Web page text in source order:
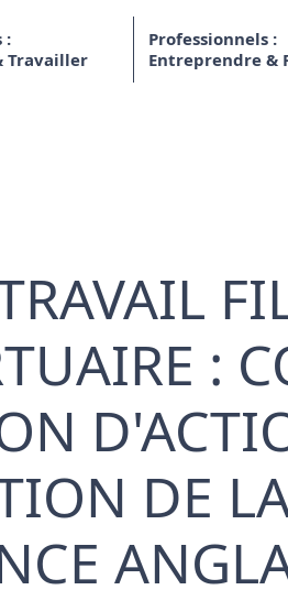
:
Travailler
Professionnels :
Entreprendre &
:
DE